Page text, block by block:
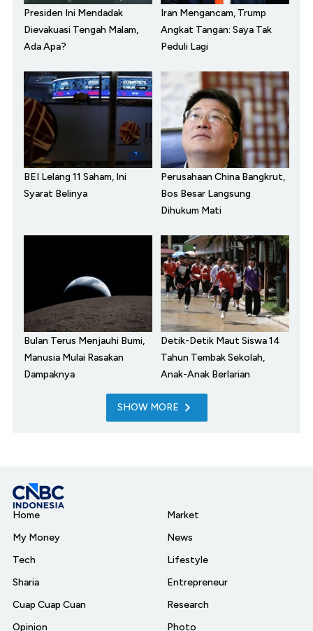
Presiden Ini Mendadak
Dievakuasi Tengah Malam,
Ada Apa?
Iran Mengancam, Trump
Angkat Tangan: Saya Tak
Peduli Lagi
BEI Lelang 11 Saham, Ini
Syarat Belinya
Perusahaan China Bangkrut,
Bos Besar Langsung
Dihukum Mati
Bulan Terus Menjauhi Bumi,
Manusia Mulai Rasakan
Dampaknya
Detik-Detik Maut Siswa 14
Tahun Tembak Sekolah,
Anak-Anak Berlarian
SHOW MORE
Home
My Money
Tech
Sharia
Cuap Cuap Cuan
Opinion
Market
News
Lifestyle
Entrepreneur
Research
Photo